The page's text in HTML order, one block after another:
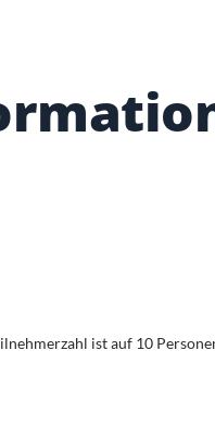
ist auf 10